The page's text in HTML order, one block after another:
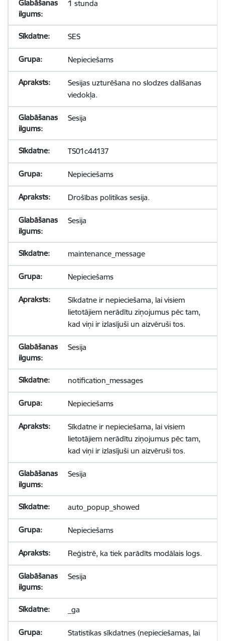
1 stunda
SES
Nepieciešams
Sesijas uzturēšana no slodzes dalīšanas
viedokļa.
Sesija
TS01c44137
Nepieciešams
Drošības politikas sesija.
Sesija
maintenance_message
Nepieciešams
Sīkdatne ir nepieciešama, lai visiem
lietotājiem nerādītu ziņojumus pēc tam,
kad viņi ir izlasījuši un aizvēruši tos.
Sesija
notification_messages
Nepieciešams
Sīkdatne ir nepieciešama, lai visiem
lietotājiem nerādītu ziņojumus pēc tam,
kad viņi ir izlasījuši un aizvēruši tos.
Sesija
auto_popup_showed
Nepieciešams
Reģistrē, ka tiek parādīts modālais logs.
Sesija
_ga
Statistikas sīkdatnes (nepieciešamas, lai